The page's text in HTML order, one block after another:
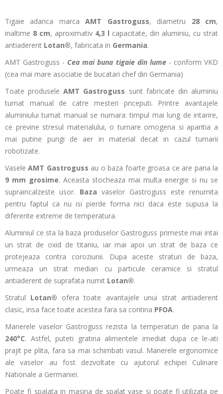
Tigaie adanca marcaAMT Gastroguss, diametru 28 cm,
inaltime 8 cm, aproximativ 4,3 l capacitate, din aluminiu, cu strat
antiaderent Lotan®, fabricata in Germania.
AMT Gastroguss - Cea mai buna tigaie din lume- conform VKD
(cea mai mare asociatie de bucatari chef din Germania)
Toate produseleAMT Gastroguss sunt fabricate din aluminiu
turnat manual de catre mesteri priceputi. Printre avantajele
aluminiului turnat manual se numara: timpul mai lung de intarire,
ce previne stresul materialului, o turnare omogena si aparitia a
mai putine pungi de aer in material decat in cazul turnarii
robotizate.
VaseleAMT Gastroguss au o baza foarte groasa ce are pana la
9 mm grosime. Aceasta stocheaza mai multa energie si nu se
supraincalzeste usor. Baza vaselor Gastroguss este renumita
pentru faptul ca nu isi pierde forma nici daca este supusa la
diferente extreme de temperatura.
Aluminiul ce sta la baza produselor Gastroguss primeste mai intai
un strat de oxid de titaniu, iar mai apoi un strat de baza ce
protejeaza contra coroziunii. Dupa aceste straturi de baza,
urmeaza un strat median cu particule ceramice si stratul
antiaderent de suprafata numit Lotan®.
Stratul Lotan® ofera toate avantajele unui strat antiaderent
clasic, insa face toate acestea fara sa contina PFOA.
Manerele vaselor Gastroguss rezista la temperaturi de pana la
240°C. Astfel, puteti gratina alimentele imediat dupa ce le-ati
prajit pe plita, fara sa mai schimbati vasul. Manerele ergonomice
ale vaselor au fost dezvoltate cu ajutorul echipei Culinare
Nationale a Germaniei.
Poate fi spalata in masina de spalat vase si poate fi utilizata pe